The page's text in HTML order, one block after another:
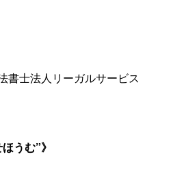
書士法人リーガルサービス
うむ”》